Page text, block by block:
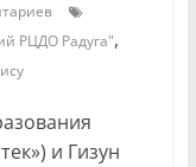
РЦДО Радуга",
и Гизун